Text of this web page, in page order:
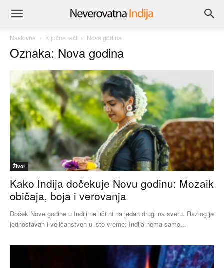
Naslovna Ključne reči Nova godina
Oznaka: Nova godina
Život
Kako Indija dočekuje Novu godinu: Mozaik
običaja, boja i verovanja
Doček Nove godine u Indiji ne liči ni na jedan drugi na svetu. Razlog je
jednostavan i veličanstven u isto vreme: Indija nema samo...